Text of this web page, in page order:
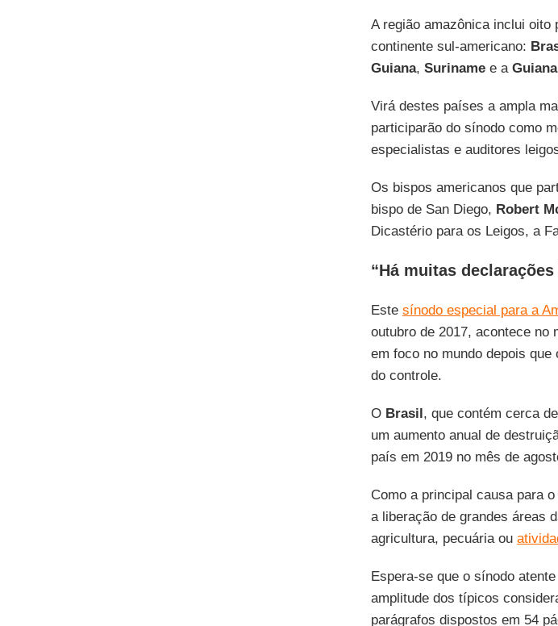
A região amazônica inclui oito
continente sul-americano:
Guiana, Surinamee a
Virá destes países a ampla
participarão do sínodo como
especialistas e auditores
Os bispos americanos que
bispo de San Diego, Robert
Dicastério para os Leigos, a
“Há muitas
Este sínodo especial para a
outubro de 2017, acontece no
em foco no mundo depois
do controle.
O Brasil, que contém cerca
um aumento anual de
país em 2019 no mês de
Como a principal causa para
a liberação de grandes áreas
agricultura, pecuária ou
Espera-se que o sínodo
amplitude dos típicos
parágrafos dispostos em 54